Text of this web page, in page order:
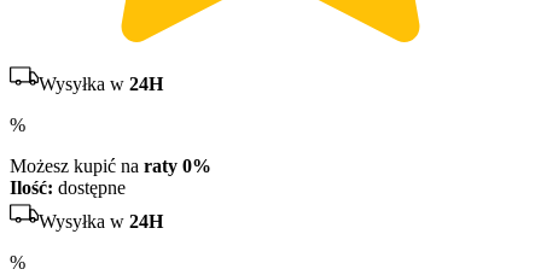
Wysyłka w 24H
%
Możesz kupić na raty 0%
Ilość: dostępne
Wysyłka w 24H
%